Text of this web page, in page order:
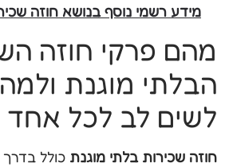
מידע רשמי נוסף בנושא חוזה
מהם פרקי חוזה
הבלתי מוגנת
לשים לב לכל
חוזה שכירות בלתי מוגנת כולל